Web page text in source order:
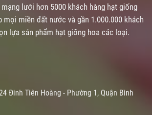
lưới hơn 5000 khách hàng hạt giống
mọi miền đất nước và gần 1.000.000 khách
lựa sản phẩm hạt giống hoa các loại.
Đinh Tiên Hoàng - Phường 1, Quận Bình